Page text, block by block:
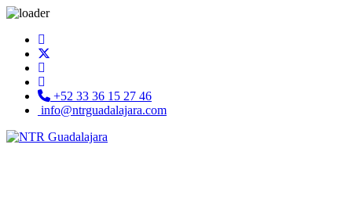
+52 33 36 15 27 46
info@ntrguadalajara.com